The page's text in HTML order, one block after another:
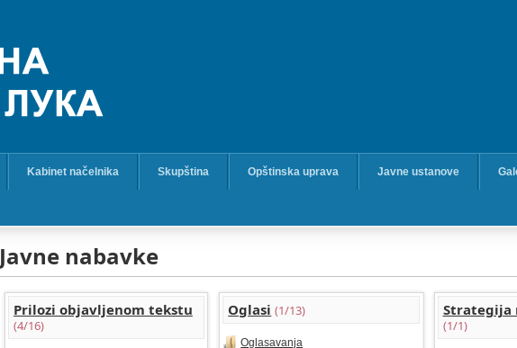
Kabinet načelnika Skupština Opštinska uprava Javne ustanove
Javne nabavke
Prilozi objavljenom tekstu
(4/16)
Oglasi (1/13)
Oglasavanja
Strategija
(1/1)